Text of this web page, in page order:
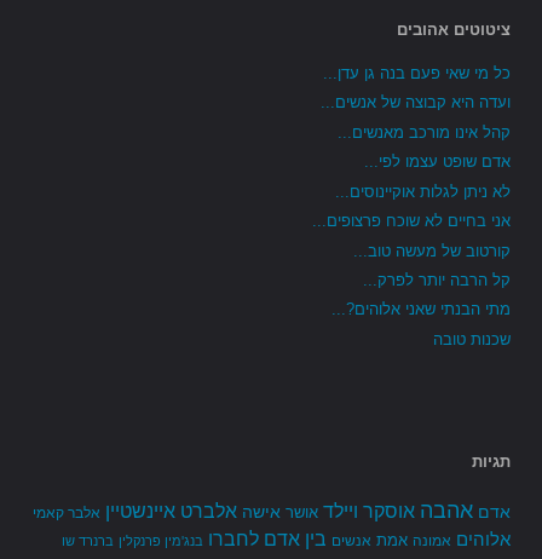
ציטוטים אהובים
כל מי שאי פעם בנה גן עדן...
ועדה היא קבוצה של אנשים...
קהל אינו מורכב מאנשים...
אדם שופט עצמו לפי...
לא ניתן לגלות אוקיינוסים...
אני בחיים לא שוכח פרצופים...
קורטוב של מעשה טוב...
קל הרבה יותר לפרק...
מתי הבנתי שאני אלוהים?...
שכנות טובה
תגיות
אדם אהבה אוסקר ויילד אושר אישה אלברט איינשטיין אלבר קאמי
אלוהים אמונה אמת אנשים בין אדם לחברו בנג'מין פרנקלין ברנרד שו